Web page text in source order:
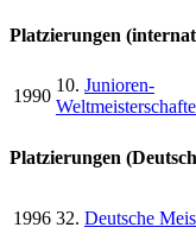
Platzierungen
1990
10. Junioren-
Platzierungen
1996 32. Deutsche